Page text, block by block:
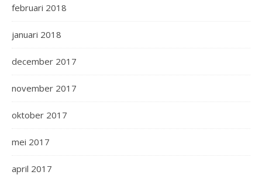
februari 2018
januari 2018
december 2017
november 2017
oktober 2017
mei 2017
april 2017